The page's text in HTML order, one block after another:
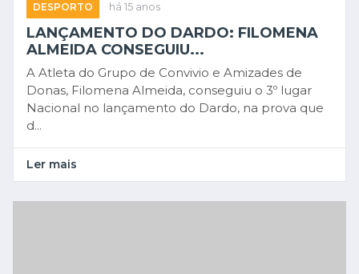
DESPORTO há 15 anos
LANÇAMENTO DO DARDO: FILOMENA
ALMEIDA CONSEGUIU...
A Atleta do Grupo de Convivio e Amizades de
Donas, Filomena Almeida, conseguiu o 3º lugar
Nacional no lançamento do Dardo, na prova que
d...
Ler mais